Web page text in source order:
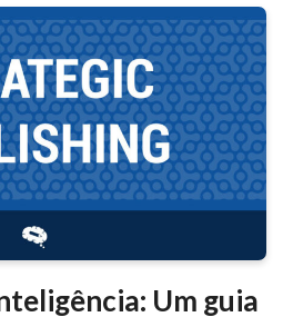
Um guia